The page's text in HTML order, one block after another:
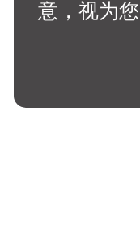
意，视为